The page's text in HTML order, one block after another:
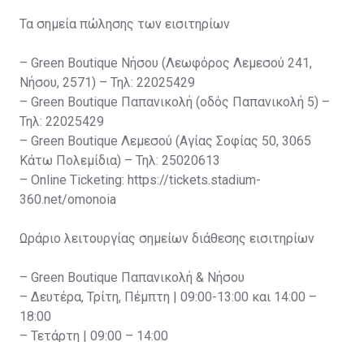
Τα σημεία πώλησης των εισιτηρίων
– Green Boutique Νήσου (Λεωφόρος Λεμεσού 241,
Νήσου, 2571) – Τηλ: 22025429
– Green Boutique Παπανικολή (οδός Παπανικολή 5) –
Τηλ: 22025429
– Green Boutique Λεμεσού (Αγίας Σοφίας 50, 3065
Κάτω Πολεμίδια) – Τηλ: 25020613
– Online Ticketing: https://tickets.stadium-
360.net/omonoia
Ωράριο λειτουργίας σημείων διάθεσης εισιτηρίων
– Green Boutique Παπανικολή & Νήσου
– Δευτέρα, Τρίτη, Πέμπτη | 09:00-13:00 και 14:00 –
18:00
– Τετάρτη | 09:00 – 14:00